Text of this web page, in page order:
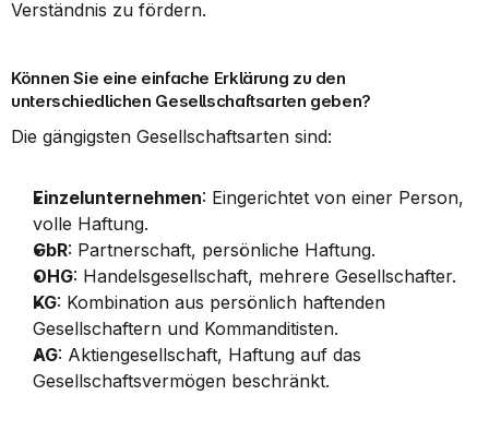
Verständnis zu fördern.
Können Sie eine einfache Erklärung zu den
unterschiedlichen Gesellschaftsarten geben?
Die gängigsten Gesellschaftsarten sind:
Einzelunternehmen: Eingerichtet von einer Person,
volle Haftung.
GbR: Partnerschaft, persönliche Haftung.
OHG: Handelsgesellschaft, mehrere Gesellschafter.
KG: Kombination aus persönlich haftenden
Gesellschaftern und Kommanditisten.
AG: Aktiengesellschaft, Haftung auf das
Gesellschaftsvermögen beschränkt.